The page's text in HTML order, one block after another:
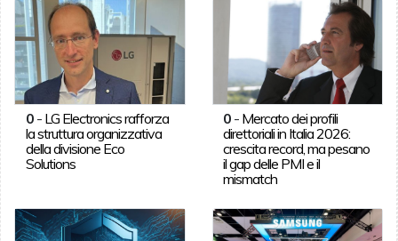
0- LG Electronics rafforza
la struttura organizzativa
della divisione Eco
Solutions
0 - Mercato dei profili
direttoriali in Italia 2026:
crescita record, ma pesano
il gap delle PMI e il
mismatch